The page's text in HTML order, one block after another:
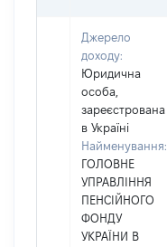
Джерело
доходу:
Юридична
особа,
зареєстрована
в Україні
Найменування:
ГОЛОВНЕ
УПРАВЛІННЯ
ПЕНСІЙНОГО
ФОНДУ
УКРАЇНИ В